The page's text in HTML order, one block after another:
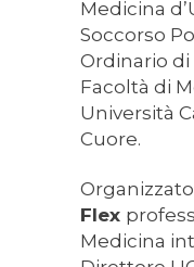
Medicina
Soccorso
Ordinario
Facoltà di
Università
Cuore.
Flex
Medicina